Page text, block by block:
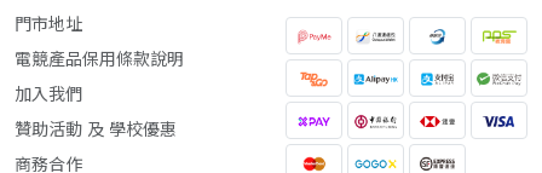
門市地址
電競產品保用條款說明
加入我們
贊助活動 及 學校優惠
商務合作